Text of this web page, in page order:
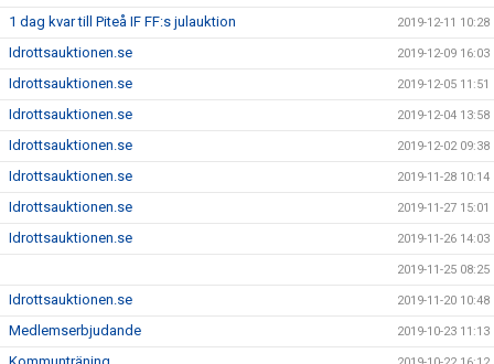
1 dag kvar till Piteå IF FF:s julauktion 2019-12-11 10:28
Idrottsauktionen.se 2019-12-09 16:03
Idrottsauktionen.se 2019-12-05 11:51
Idrottsauktionen.se 2019-12-04 13:58
Idrottsauktionen.se 2019-12-02 09:38
Idrottsauktionen.se 2019-11-28 10:14
Idrottsauktionen.se 2019-11-27 15:01
Idrottsauktionen.se 2019-11-26 14:03
2019-11-25 08:25
Idrottsauktionen.se 2019-11-20 10:48
Medlemserbjudande 2019-10-23 11:13